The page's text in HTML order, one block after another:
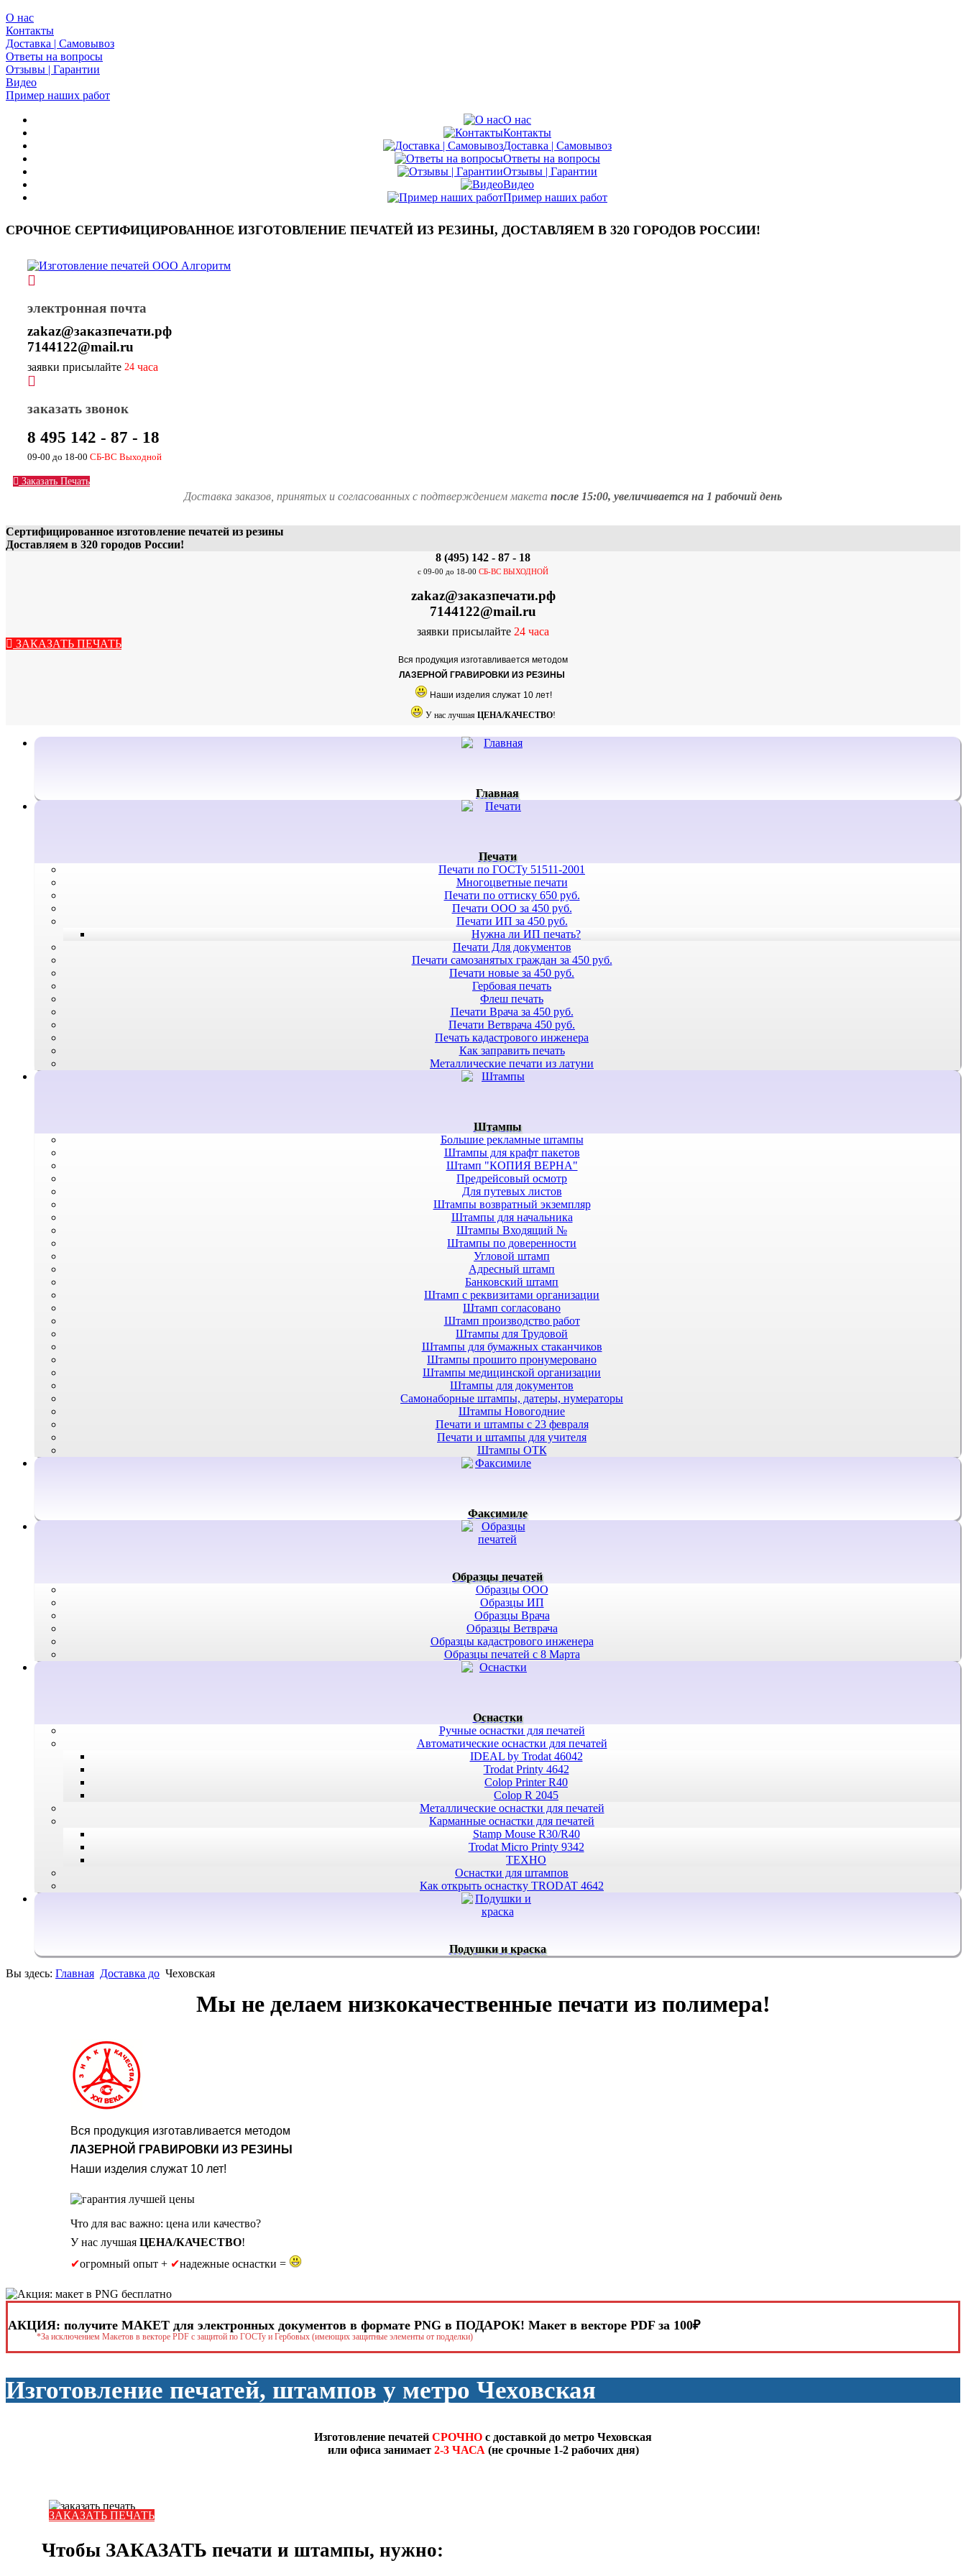
О нас
Контакты
Доставка | Самовывоз
Ответы на вопросы
Отзывы | Гарантии
Видео
Пример наших работ
О нас
Контакты
Доставка | Самовывоз
Ответы на вопросы
Отзывы | Гарантии
Видео
Пример наших работ
СРОЧНОЕ СЕРТИФИЦИРОВАННОЕ ИЗГОТОВЛЕНИЕ ПЕЧАТЕЙ ИЗ РЕЗИНЫ, ДОСТАВЛЯЕМ В 320 ГОРОДОВ РОССИИ!
электронная почта
zakaz@заказпечати.рф
7144122@mail.ru
заявки присылайте 24 часа
заказать звонок
8 495 142 - 87 - 18
09-00 до 18-00 СБ-ВС Выходной
Заказать Печать
Доставка заказов, принятых и согласованных с подтверждением макета после 15:00, увеличивается на 1 рабочий день
Сертифицированное изготовление печатей из резины
Доставляем в 320 городов России!
8 (495) 142 - 87 - 18
с 09-00 до 18-00 СБ-ВС ВЫХОДНОЙ
zakaz@заказпечати.рф
7144122@mail.ru
заявки присылайте 24 часа
ЗАКАЗАТЬ ПЕЧАТЬ
Вся продукция изготавливается методом
ЛАЗЕРНОЙ ГРАВИРОВКИ ИЗ РЕЗИНЫ
Наши изделия служат 10 лет!
У нас лучшая ЦЕНА/КАЧЕСТВО!
Главная
Печати
Печати по ГОСТу 51511-2001
Многоцветные печати
Печати по оттиску 650 руб.
Печати ООО за 450 руб.
Печати ИП за 450 руб.
Нужна ли ИП печать?
Печати Для документов
Печати самозанятых граждан за 450 руб.
Печати новые за 450 руб.
Гербовая печать
Флеш печать
Печати Врача за 450 руб.
Печати Ветврача 450 руб.
Печать кадастрового инженера
Как заправить печать
Металлические печати из латуни
Штампы
Большие рекламные штампы
Штампы для крафт пакетов
Штамп "КОПИЯ ВЕРНА"
Предрейсовый осмотр
Для путевых листов
Штампы возвратный экземпляр
Штампы для начальника
Штампы Входящий №
Штампы по доверенности
Угловой штамп
Адресный штамп
Банковский штамп
Штамп с реквизитами организации
Штамп согласовано
Штамп производство работ
Штампы для Трудовой
Штампы для бумажных стаканчиков
Штампы прошито пронумеровано
Штампы медицинской организации
Штампы для документов
Самонаборные штампы, датеры, нумераторы
Штампы Новогодние
Печати и штампы с 23 февраля
Печати и штампы для учителя
Штампы ОТК
Факсимиле
Образцы печатей
Образцы ООО
Образцы ИП
Образцы Врача
Образцы Ветврача
Образцы кадастрового инженера
Образцы печатей с 8 Марта
Оснастки
Ручные оснастки для печатей
Автоматические оснастки для печатей
IDEAL by Trodat 46042
Trodat Printy 4642
Colop Printer R40
Colop R 2045
Металлические оснастки для печатей
Карманные оснастки для печатей
Stamp Mouse R30/R40
Trodat Micro Printy 9342
ТЕХНО
Оснастки для штампов
Как открыть оснастку TRODAT 4642
Подушки и краска
Вы здесь: Главная Доставка до Чеховская
Мы не делаем низкокачественные печати из полимера!
Вся продукция изготавливается методом
ЛАЗЕРНОЙ ГРАВИРОВКИ ИЗ РЕЗИНЫ
Наши изделия служат 10 лет!
Что для вас важно: цена или качество?
У нас лучшая ЦЕНА/КАЧЕСТВО!
✔огромный опыт + ✔надежные оснастки =
АКЦИЯ: получите МАКЕТ для электронных документов в формате PNG в ПОДАРОК! Макет в векторе PDF за 100₽
*За исключением Макетов в векторе PDF с защитой по ГОСТу и Гербовых (имеющих защитные элементы от подделки)
Изготовление печатей, штампов у метро Чеховская
Изготовление печатей СРОЧНО с доставкой до метро Чеховская
или офиса занимает 2-3 ЧАСА (не срочные 1-2 рабочих дня)
ЗАКАЗАТЬ ПЕЧАТЬ
Чтобы ЗАКАЗАТЬ печати и штампы, нужно: